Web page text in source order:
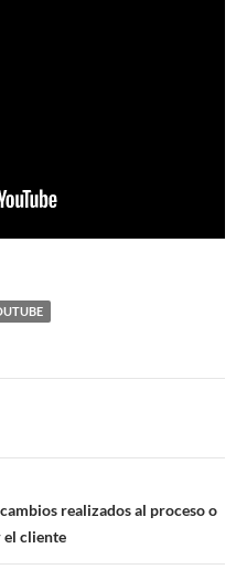
realizados al proceso o
el cliente